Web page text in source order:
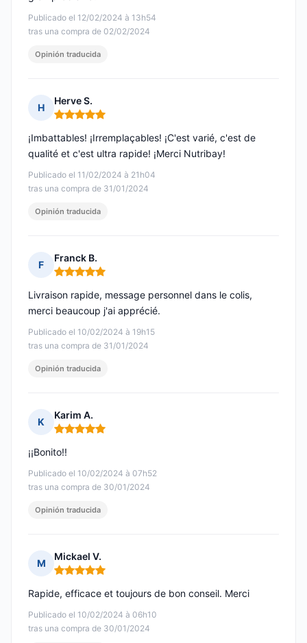
Publicado el 12/02/2024 à 13h54
tras una compra de 02/02/2024
Opinión traducida
H
Herve S.
Nota: 5 de 5
Publicado el 11/02/2024 à 21h04
tras una compra de 31/01/2024
¡Imbattables! ¡Irremplaçables! ¡C'est varié, c'est de
qualité et c'est ultra rapide! ¡Merci Nutribay!
Opinión traducida
F
Franck B.
Nota: 5 de 5
Publicado el 10/02/2024 à 19h15
tras una compra de 31/01/2024
Livraison rapide, message personnel dans le colis,
merci beaucoup j'ai apprécié.
Opinión traducida
K
Karim A.
Nota: 5 de 5
Publicado el 10/02/2024 à 07h52
tras una compra de 30/01/2024
¡¡Bonito!!
Opinión traducida
M
Mickael V.
Nota: 5 de 5
Publicado el 10/02/2024 à 06h10
tras una compra de 30/01/2024
Rapide, efficace et toujours de bon conseil. Merci